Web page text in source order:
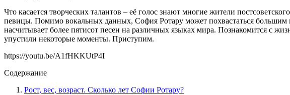
Что касается творческих талантов – её голос знают многие жители
певицы. Помимо вокальных данных, София Ротару может похвастаться большим
насчитывает более пятисот песен на различных языках мира. Познакомится с
упустили некоторые моменты. Приступим.
https://youtu.be/A1fHKKUtP4I
Содержание
Рост, вес, возраст. Сколько лет Софии Ротару?